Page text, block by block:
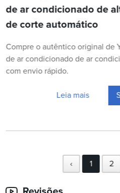
de ar condicionado de
de corte automático
Compre o autêntico original de
de ar condicionado de ar
com envio rápido.
Leia mais
‹ 1 2